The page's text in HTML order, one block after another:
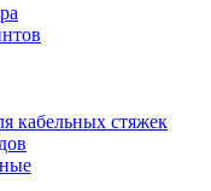
кабельных стяжек